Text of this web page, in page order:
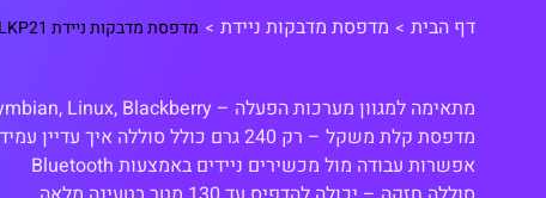
דף הבית > מדפסת מדבקות ניידת > מדפסת מדבקות ניידת LKP21 מבית SEWOO